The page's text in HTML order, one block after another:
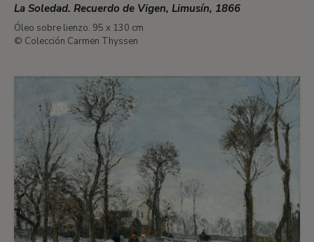
La Soledad. Recuerdo de Vigen, Limusín, 1866
Óleo sobre lienzo. 95 x 130 cm
© Colección Carmen Thyssen